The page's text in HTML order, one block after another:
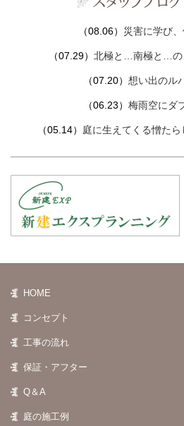
（08.06） 災害に学び
（07.29） 北極と…南極と…の
（07.20） 想い出のル
（06.23） 梅雨空にダ
（05.14） 庭に生えてくる憎た
HOME
コンセプト
工事の流れ
保証・アフター
Q＆A
庭の施工例